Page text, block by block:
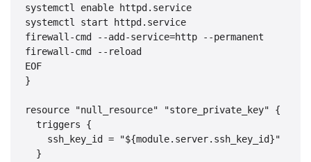
systemctl enable httpd.service
systemctl start httpd.service
firewall-cmd --add-service=http --permanent
firewall-cmd --reload
EOF
}
resource "null_resource" "store_private_key" {
  triggers {
    ssh_key_id = "${module.server.ssh_key_id}"
  }